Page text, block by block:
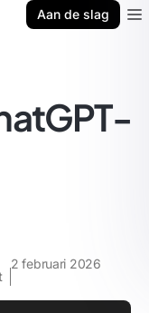
Aan de slag
2 februari 2026